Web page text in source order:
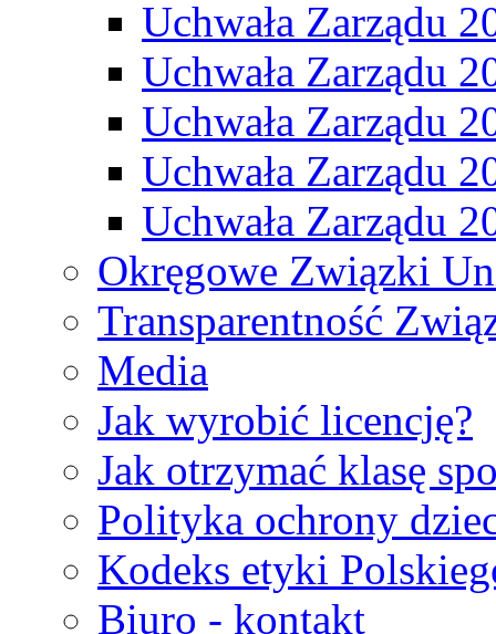
Uchwała Zarządu
Uchwała Zarządu
Uchwała Zarządu
Uchwała Zarządu
Uchwała Zarządu
Okręgowe Związki
Transparentność
Media
Jak wyrobić licencję?
Jak otrzymać klasę
Polityka ochrony
Kodeks etyki
Biuro - kontakt